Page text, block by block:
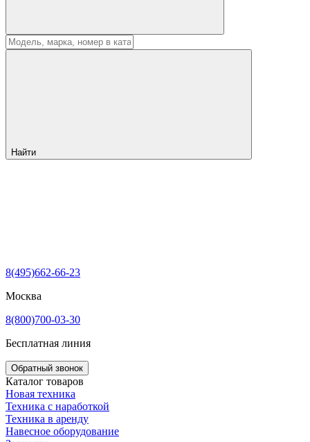
Найти
8(495)662-66-23
Москва
8(800)700-03-30
Бесплатная линия
Обратный звонок
Каталог товаров
Новая техника
Техника с наработкой
Техника в аренду
Навесное оборудование